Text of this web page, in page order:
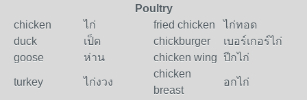
Poultry
chicken
ไก่ fried chicken
ไก่ทอด
duck
เป็ด chickburger
เบอร์เกอร์ไก่
goose
ห่าน chicken wing ปีกไก่
turkey ไก่งวง
chicken
breast
อกไก่